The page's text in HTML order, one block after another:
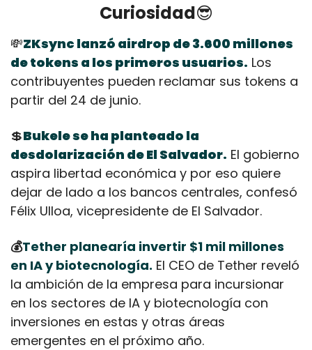
Curiosidad😎
💸ZKsync lanzó airdrop de 3.600 millones
de tokens a los primeros usuarios. Los
contribuyentes pueden reclamar sus tokens a
partir del 24 de junio.
💲Bukele se ha planteado la
desdolarización de El Salvador. El gobierno
aspira libertad económica y por eso quiere
dejar de lado a los bancos centrales, confesó
Félix Ulloa, vicepresidente de El Salvador.
💰Tether planearía invertir $1 mil millones
en IA y biotecnología. El CEO de Tether reveló
la ambición de la empresa para incursionar
en los sectores de IA y biotecnología con
inversiones en estas y otras áreas
emergentes en el próximo año.